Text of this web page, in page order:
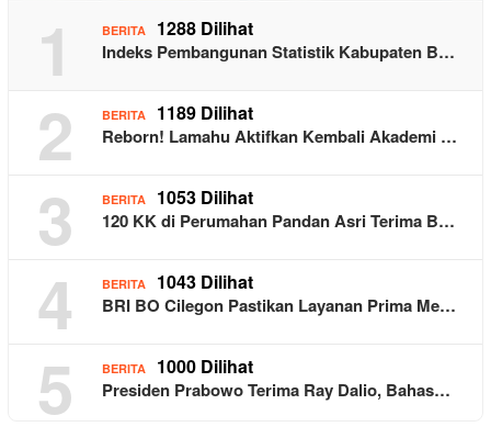
1 BERITA 1288 Dilihat
Indeks Pembangunan Statistik Kabupaten B…
2 BERITA 1189 Dilihat
Reborn! Lamahu Aktifkan Kembali Akademi …
3 BERITA 1053 Dilihat
120 KK di Perumahan Pandan Asri Terima B…
4 BERITA 1043 Dilihat
BRI BO Cilegon Pastikan Layanan Prima Me…
5 BERITA 1000 Dilihat
Presiden Prabowo Terima Ray Dalio, Bahas…